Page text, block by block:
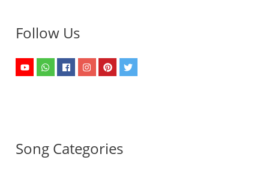
Follow Us
Song Categories